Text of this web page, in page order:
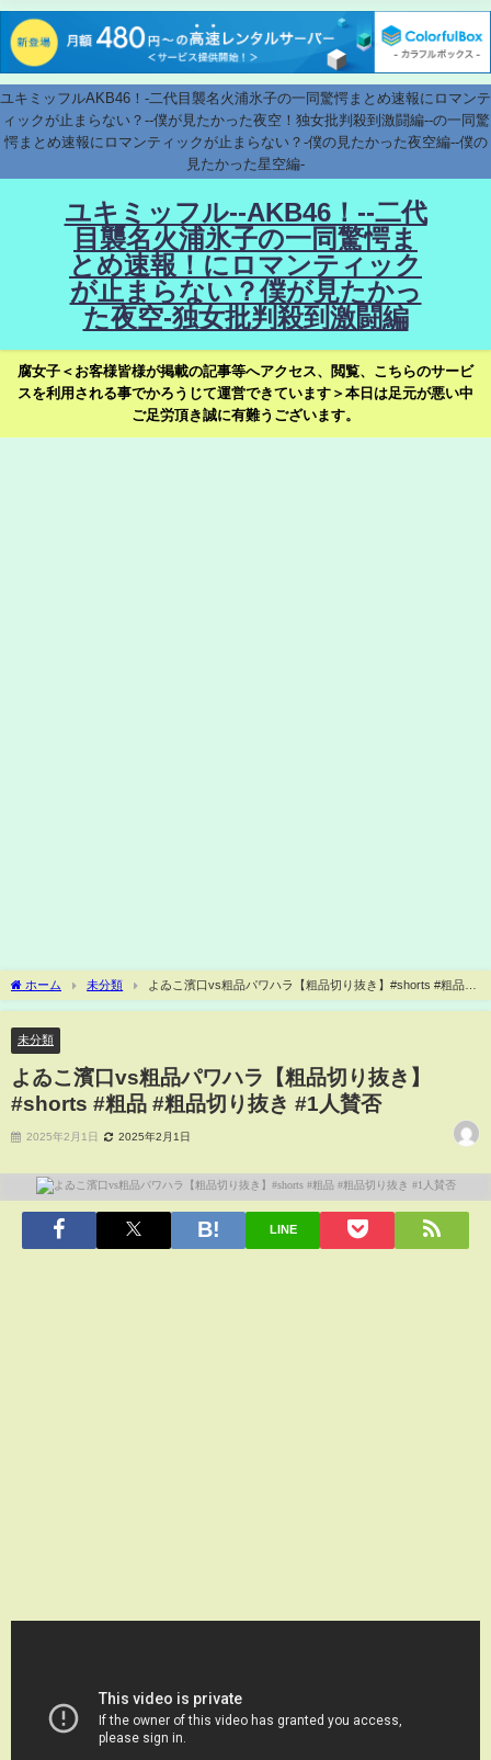
ユキミッフルAKB46！-二代目襲名火浦氷子の一同驚愕まとめ速報にロマンテ
ィックが止まらない？--僕が見たかった夜空！独女批判殺到激闘編--の一同驚
愕まとめ速報にロマンティックが止まらない？-僕の見たかった夜空編--僕の
見たかった星空編-
ユキミッフル--AKB46！--二代
目襲名火浦氷子の一同驚愕ま
とめ速報！にロマンティック
が止まらない？僕が見たかっ
た夜空-独女批判殺到激闘編
腐女子＜お客様皆様が掲載の記事等へアクセス、閲覧、こちらのサービ
スを利用される事でかろうじて運営できています＞本日は足元が悪い中
ご足労頂き誠に有難うございます。
ホーム 未分類
よゐこ濱口vs粗品パワハラ【粗品切り抜き】#shorts #粗品 #
粗品切り抜き #1人賛否
未分類
よゐこ濱口vs粗品パワハラ【粗品切り抜き】
#shorts #粗品 #粗品切り抜き #1人賛否
2025年2月1日 2025年2月1日
LINE